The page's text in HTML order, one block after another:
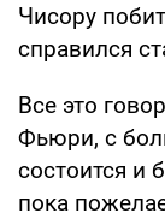
Чисору
справился
Все это
Фьюри, с
состоится и
пока